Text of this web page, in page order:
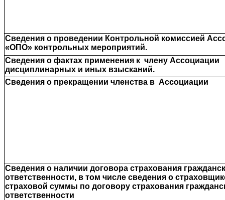
Сведения о проведении Контрольной комиссией
«ОПО» контрольных мероприятий.
Сведения о фактах применения к члену Ассоциации
дисциплинарных и иных взысканий.
Сведения о прекращении членства в Ассоциации
Сведения о наличии договора страхования
ответственности, в том числе сведения о
страховой суммы по договору страхования
ответственности